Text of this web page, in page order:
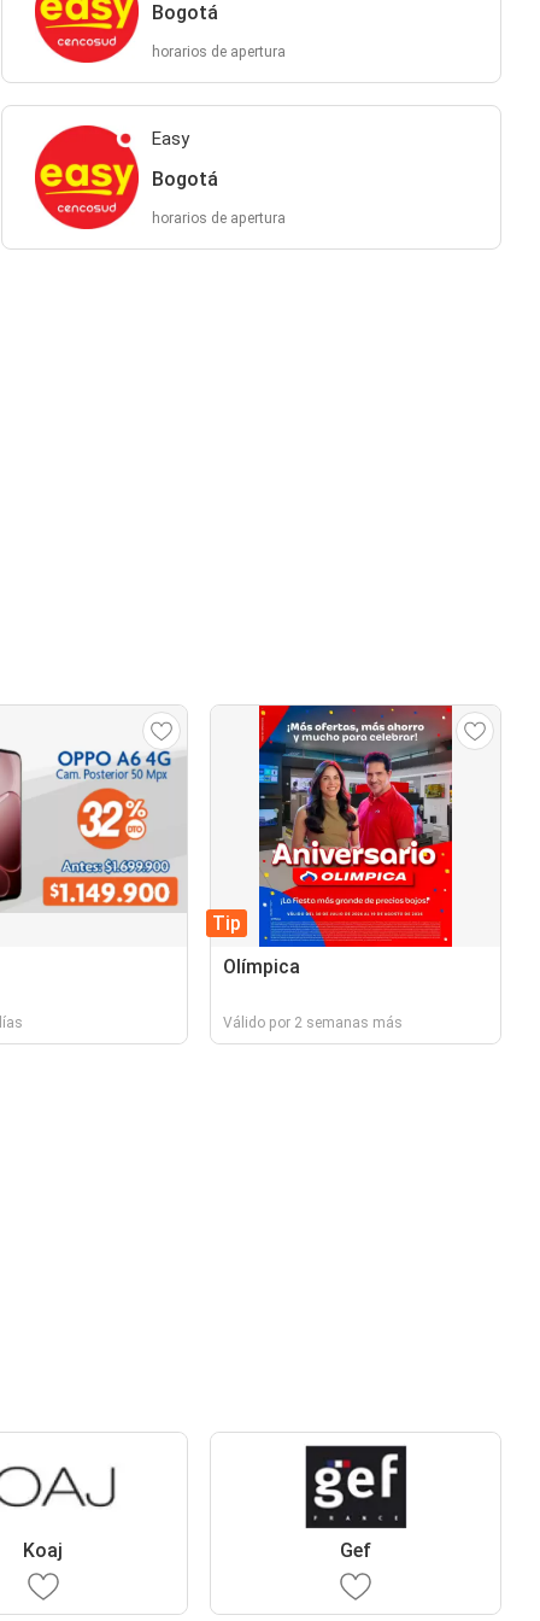
Bogotá
horarios de apertura
Easy
Bogotá
horarios de apertura
Tip
Olímpica
Válido por 2 semanas más
Koaj Gef